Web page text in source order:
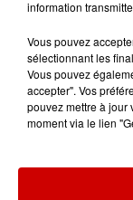
information
Vous pouvez
sélectionnant les
Vous pouvez
accepter". Vos
pouvez mettre à jour
moment via le lien